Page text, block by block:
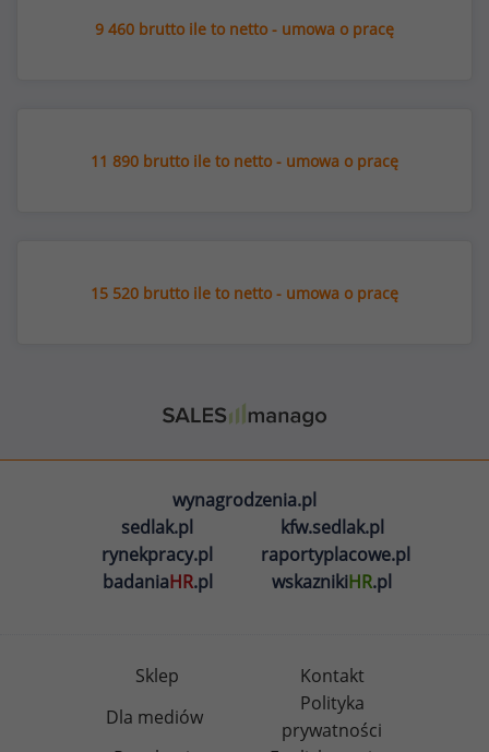
9 460 brutto ile to netto - umowa o pracę
11 890 brutto ile to netto - umowa o pracę
15 520 brutto ile to netto - umowa o pracę
wynagrodzenia.pl
sedlak.pl
kfw.sedlak.pl
rynekpracy.pl
raportyplacowe.pl
badaniaHR.pl wskaznikiHR.pl
Sklep
Kontakt
Dla mediów
Polityka
prywatności